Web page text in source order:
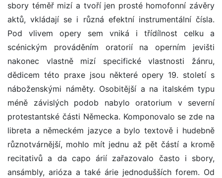
sbory téměř mizí a tvoří jen prosté homofonní závěry
aktů, vkládají se i různá efektní instrumentální čísla.
Pod vlivem opery sem vniká i třídílnost celku a
scénickým prováděním oratorií na operním jevišti
nakonec vlastně mizí specifické vlastnosti žánru,
dědicem této praxe jsou některé opery 19. století s
náboženskými náměty. Osobitější a na italském typu
méně závislých podob nabylo oratorium v severní
protestantské části Německa. Komponovalo se zde na
libreta a německém jazyce a bylo textově i hudebně
různotvárnější, mohlo mít jednu až pět částí a kromě
recitativů a da capo árií zařazovalo často i sbory,
ansámbly, arióza a také árie jednodušších forem. Od